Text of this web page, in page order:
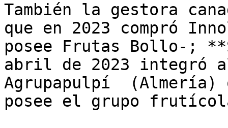
También la gestora
que en 2023 compró
posee Frutas Bollo-;
abril de 2023 integró
Agrupapulpí
posee el grupo